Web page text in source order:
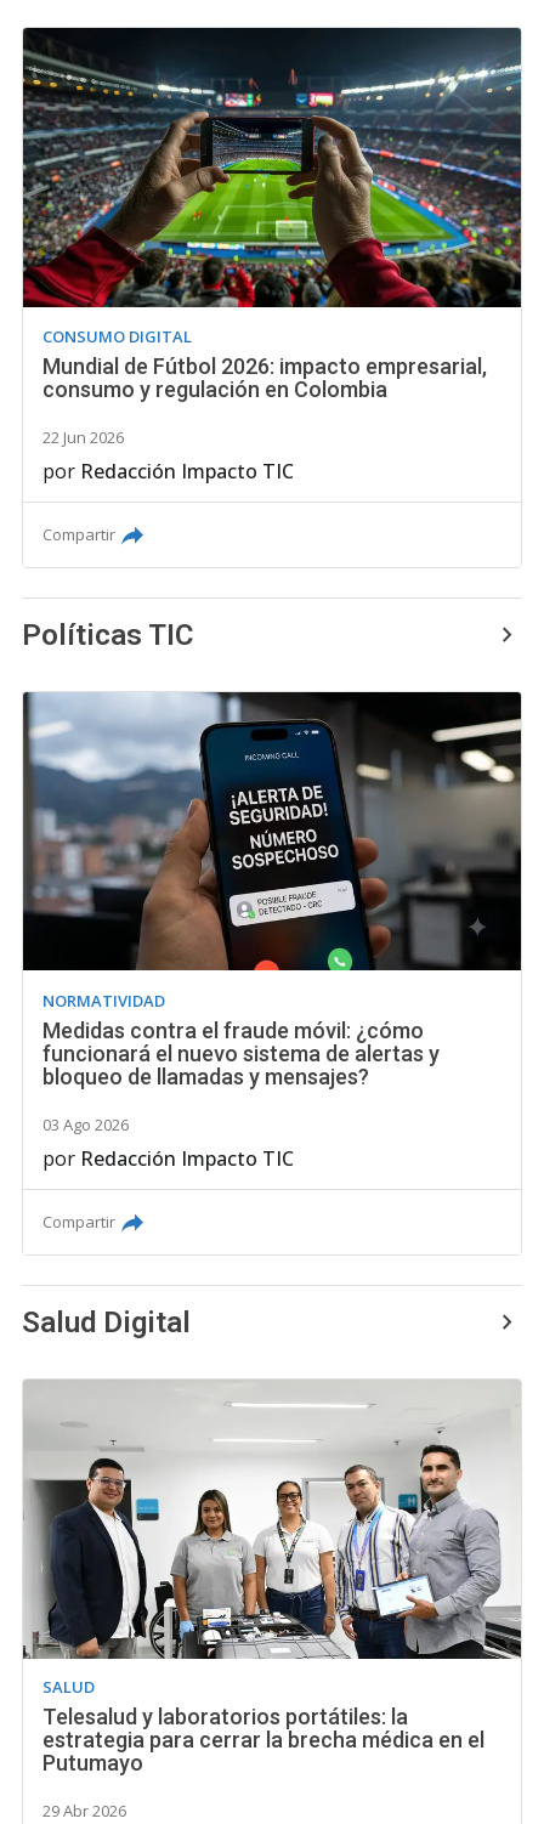
CONSUMO DIGITAL
Mundial de Fútbol 2026: impacto empresarial,
consumo y regulación en Colombia
22 Jun 2026
por Redacción Impacto TIC
Compartir
Políticas TIC
NORMATIVIDAD
Medidas contra el fraude móvil: ¿cómo
funcionará el nuevo sistema de alertas y
bloqueo de llamadas y mensajes?
03 Ago 2026
por Redacción Impacto TIC
Compartir
Salud Digital
SALUD
Telesalud y laboratorios portátiles: la
estrategia para cerrar la brecha médica en el
Putumayo
29 Abr 2026